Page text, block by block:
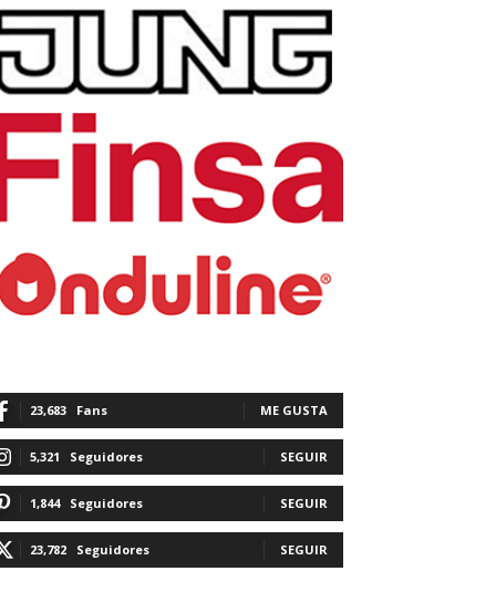
23,683 Fans ME GUSTA
5,321 Seguidores SEGUIR
1,844 Seguidores SEGUIR
23,782 Seguidores SEGUIR